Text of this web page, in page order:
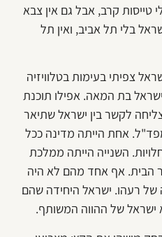
טייסות קרב, אבל גם אין צבא
בלי תל אביב, ואין תל
צפיתי בעימות בטלוויזיה
ישראל בת המאה. אפילו תוכנת
לקשר בין ישראל שתיאר
אחת הייתה מדינה ככל
השנייה הייתה ממלכת
הבית. אף אחד מהם לא היה
של רעהו. ישראל היחידה שהם
ישראל של ההווה המשותף.